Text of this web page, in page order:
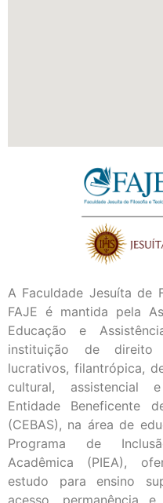
A Faculdade Jesuíta de
FAJE é mantida pela
Educação e
instituição de
lucrativos, filantrópica,
cultural, assistencial
Entidade Beneficente
(CEBAS), na área de
Programa de
Acadêmica (PIEA),
estudo para ensino